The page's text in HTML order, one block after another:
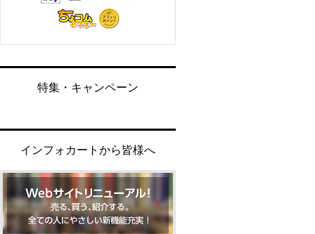
特集・キャンペーン
インフォカートから皆様へ